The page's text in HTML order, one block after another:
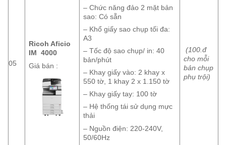
05
Ricoh Aficio
IM 4000
Giá bán :
– Chức năng đảo 2 mặt bản
sao: Có sẵn
– Khổ giấy sao chụp tối đa:
A3
– Tốc độ sao chụp/ in: 40
bản/phút
– Khay giấy vào: 2 khay x
550 tờ, 1 khay 2 x 1.150 tờ
– Khay giấy tay: 100 tờ
– Hệ thống tái sử dụng mực
thải
– Nguồn điện: 220-240V,
50/60Hz
(100.đ
cho mỗi
bản chụp
phụ trội)